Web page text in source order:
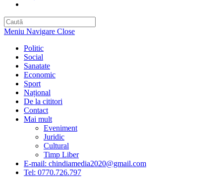
Meniu Navigare Close
Politic
Social
Sanatate
Economic
Sport
Național
De la cititori
Contact
Mai mult
Eveniment
Juridic
Cultural
Timp Liber
E-mail: chindiamedia2020@gmail.com
Tel: 0770.726.797